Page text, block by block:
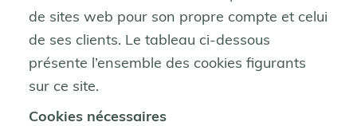
de sites web pour son propre compte et celui
de ses clients. Le tableau ci-dessous
présente l’ensemble des cookies figurants
sur ce site.
Cookies nécessaires